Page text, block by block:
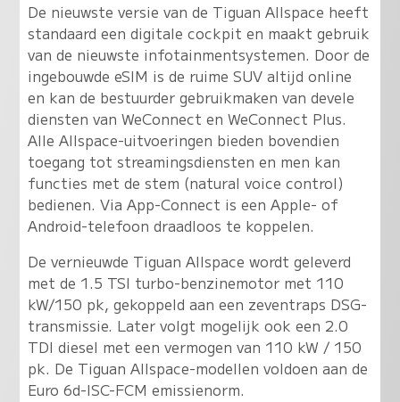
De nieuwste versie van de Tiguan Allspace heeft
standaard een digitale cockpit en maakt gebruik
van de nieuwste infotainmentsystemen. Door de
ingebouwde eSIM is de ruime SUV altijd online
en kan de bestuurder gebruikmaken van devele
diensten van WeConnect en WeConnect Plus.
Alle Allspace-uitvoeringen bieden bovendien
toegang tot streamingsdiensten en men kan
functies met de stem (natural voice control)
bedienen. Via App-Connect is een Apple- of
Android-telefoon draadloos te koppelen.
De vernieuwde Tiguan Allspace wordt geleverd
met de 1.5 TSI turbo-benzinemotor met 110
kW/150 pk, gekoppeld aan een zeventraps DSG-
transmissie. Later volgt mogelijk ook een 2.0
TDI diesel met een vermogen van 110 kW / 150
pk. De Tiguan Allspace-modellen voldoen aan de
Euro 6d-ISC-FCM emissienorm.